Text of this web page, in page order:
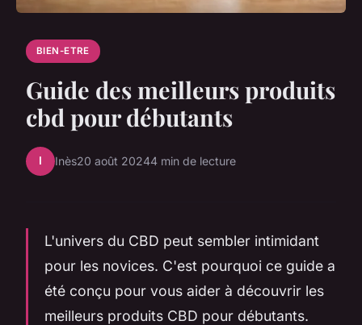
BIEN-ETRE
Guide des meilleurs produits
cbd pour débutants
I Inès20 août 20244 min de lecture
L'univers du CBD peut sembler intimidant
pour les novices. C'est pourquoi ce guide a
été conçu pour vous aider à découvrir les
meilleurs produits CBD pour débutants.